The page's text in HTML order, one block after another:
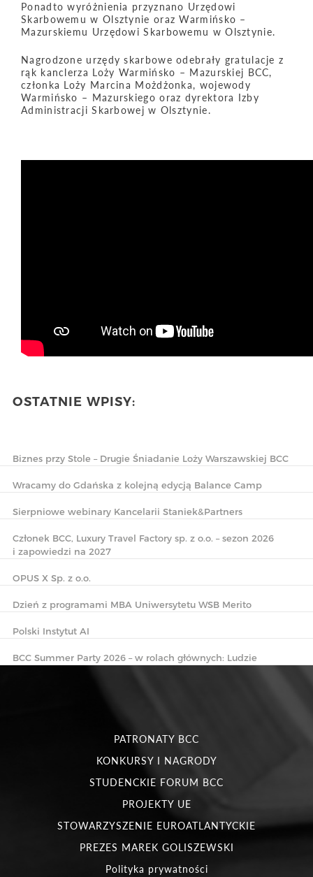
OSTATNIE WPISY:
Biznes przy Stole – Drugie Śniadanie Loży Warszawskiej BCC
Wracamy do Gdańska z kolejną edycją Balance Camp
Sierpniowe webinary Kancelarii Staniek&Partners
Członek BCC, Luxury Travel Factory sp. z o.o. – sezon 2026
i zapowiedzi na 2027
OPUS X Sp. z o.o.
Dzień z programami MBA Uniwersytetu WSB Merito
Polski Instytut AI
BCC Summer Party 2026 – w rolach głównych: Ludzie
Ponadto wyróżnienia przyznano Urzędowi
Skarbowemu w Olsztynie oraz Warmińsko –
Mazurskiemu Urzędowi Skarbowemu w Olsztynie.
Nagrodzone urzędy skarbowe odebrały gratulacje z
rąk kanclerza Loży Warmińsko – Mazurskiej BCC,
członka Loży Marcina Możdżonka, wojewody
Warmińsko – Mazurskiego oraz dyrektora Izby
Administracji Skarbowej w Olsztynie.
PATRONATY BCC
KONKURSY I NAGRODY
STUDENCKIE FORUM BCC
PROJEKTY UE
STOWARZYSZENIE EUROATLANTYCKIE
PREZES MAREK GOLISZEWSKI
Polityka prywatności